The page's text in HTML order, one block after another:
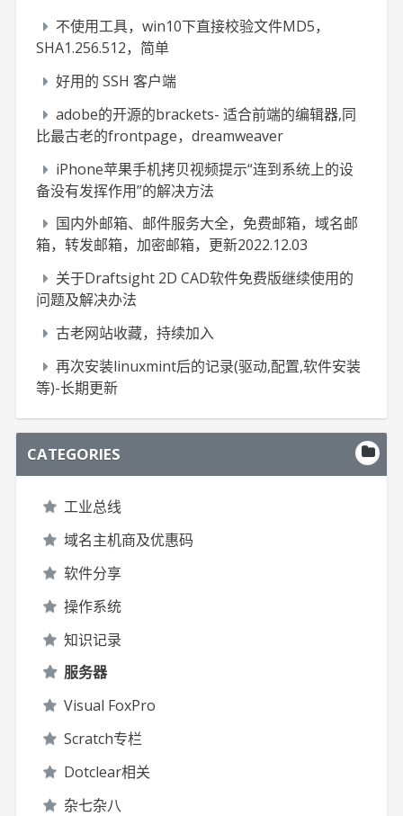
不使用工具，win10下直接校验文件MD5，
SHA1.256.512，简单
好用的 SSH 客户端
adobe的开源的brackets- 适合前端的编辑器,同
比最古老的frontpage，dreamweaver
iPhone苹果手机拷贝视频提示“连到系统上的设
备没有发挥作用”的解决方法
国内外邮箱、邮件服务大全，免费邮箱，域名邮
箱，转发邮箱，加密邮箱，更新2022.12.03
关于Draftsight 2D CAD软件免费版继续使用的
问题及解决办法
古老网站收藏，持续加入
再次安装linuxmint后的记录(驱动,配置,软件安装
等)-长期更新
CATEGORIES
工业总线
域名主机商及优惠码
软件分享
操作系统
知识记录
服务器
Visual FoxPro
Scratch专栏
Dotclear相关
杂七杂八